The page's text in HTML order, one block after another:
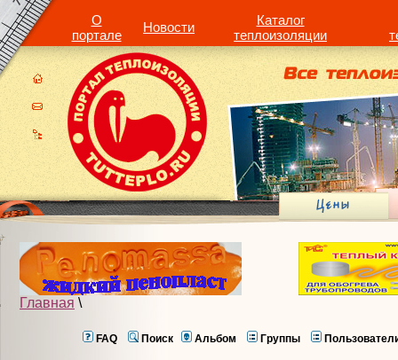
О
портале
Новости
Каталог
теплоизоляции
Главная \
FAQ Поиск Альбом Группы